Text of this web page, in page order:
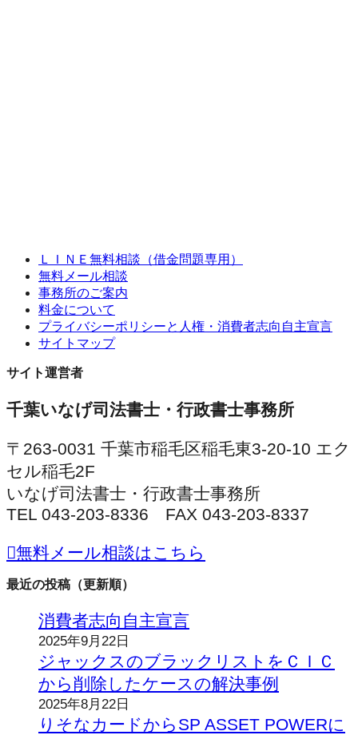
ＬＩＮＥ無料相談（借金問題専用）
無料メール相談
事務所のご案内
料金について
プライバシーポリシーと人権・消費者志向自主宣言
サイトマップ
サイト運営者
千葉いなげ司法書士・行政書士事務所
〒263-0031 千葉市稲毛区稲毛東3-20-10 エク
セル稲毛2F
いなげ司法書士・行政書士事務所
TEL 043-203-8336 FAX 043-203-8337
無料メール相談はこちら
最近の投稿（更新順）
消費者志向自主宣言
2025年9月22日
ジャックスのブラックリストをＣＩＣ
から削除したケースの解決事例
2025年8月22日
りそなカードからSP ASSET POWERに